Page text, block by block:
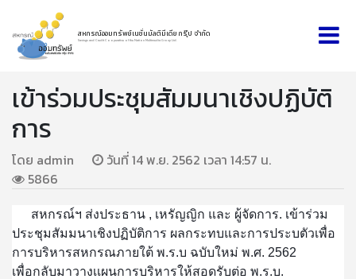
สหกรณ์ออมทรัพย์เนชั่นมัลติมีเดีย กรุ๊ป จำกัด
Savings and Credit Cooperative of the Nation Multimedia Group Ltd.
เข้าร่วมประชุมสัมมนาเชิงปฏิบัติ
การ
โดย admin
วันที่ 14 พ.ย. 2562 เวลา 14:57 น.
5866
สหกรณ์ฯ ส่งประธาน , เหรัญญิก และ ผู้จัดการ. เข้าร่วม
ประชุมสัมมนาเชิงปฏิบัติการ ผลกระทบและการประบตัวเพื่อ
การบริหารสหกรณภายใต้ พ.ร.บ ฉบับใหม่ พ.ศ. 2562
เพื่อกลับมาวางเเผนการบริหารให้สอดรับต่อ พ.ร.บ.